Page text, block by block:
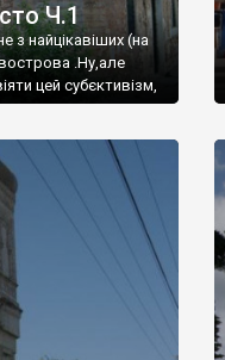
Ч.1
з найцікавіших (на
.Ну,але
цей субєктивізм,